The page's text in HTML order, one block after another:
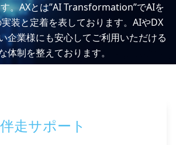
。AXとは”AI Transformation”でAIを
装と定着を表しております。AIやDX
企業様にも安心してご利用いただける
体制を整えております。
走サポート